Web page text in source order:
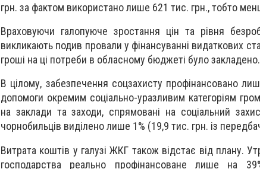
грн. за фактом використано лише 621 тис. грн., тобто
Враховуючи галопуюче зростання цін та рівня
викликають подив провали у фінансуванні видаткових
гроші на ці потреби в обласному бюджеті було закладено.
В цілому, забезпечення соцзахисту профінансовано
допомоги окремим соціально-уразливим категоріям
на заклади та заходи, спрямовані на соціальний
чорнобильців виділено лише 1% (19,9 тис. грн. із
Витрата коштів у галузі ЖКГ також відстає від плану.
господарства реально профінансоване лише на